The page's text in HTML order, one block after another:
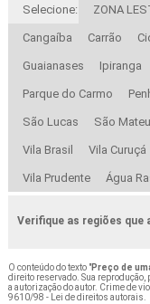
Selecione: ZONA
Cangaíba Carrão
Guaianases Ipiranga
Parque do Carmo
São Lucas São
Vila Brasil Vila Curuçá
Vila Prudente Água
Verifique as regiões que
O conteúdo do texto "Preço de
direito reservado. Sua
a autorização do autor. Crime de
9610/98 - Lei de direitos autorais.